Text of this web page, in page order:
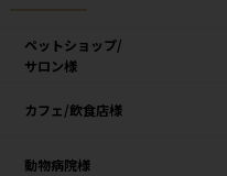
ペットショップ/
サロン様
カフェ/飲食店様
動物病院様